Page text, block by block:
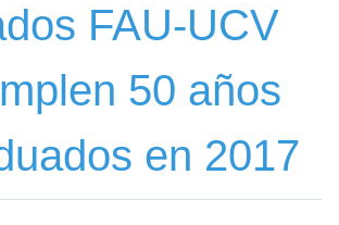
FAU-UCV
50 años
en 2017